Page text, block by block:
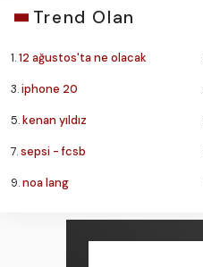
Trend Olan
1.12 ağustos'ta ne olacak
3.iphone 20
5.kenan yıldız
7.sepsi - fcsb
9.noa lang